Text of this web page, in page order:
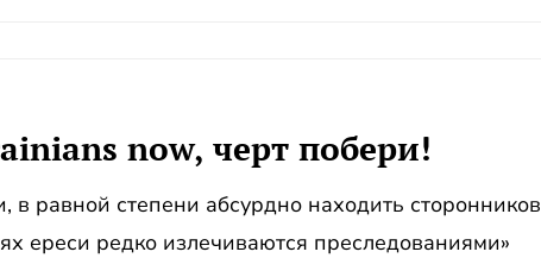
now, черт побери!
в равной степени абсурдно находить сторонников
ереси редко излечиваются преследованиями»